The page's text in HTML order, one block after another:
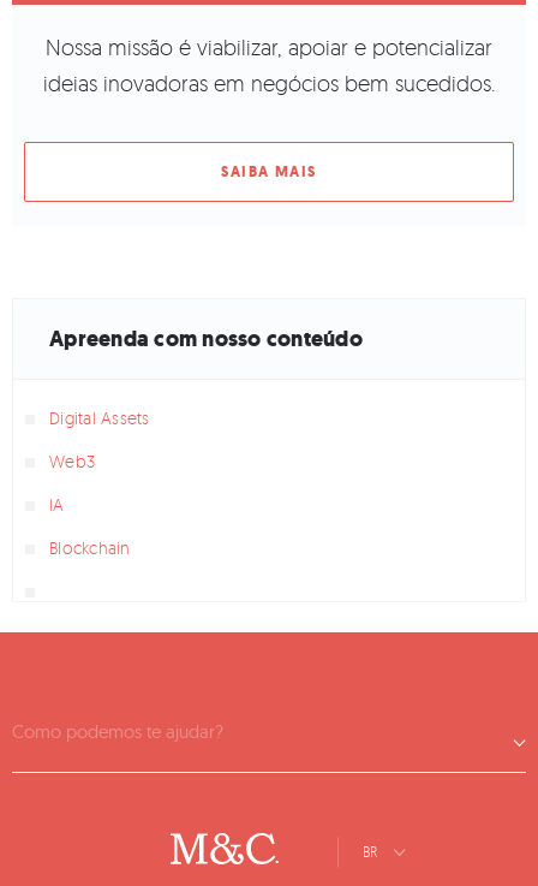
Nossa missão é viabilizar, apoiar e potencializar
ideias inovadoras em negócios bem sucedidos.
SAIBA MAIS
Apreenda com nosso conteúdo
Digital Assets
Web3
IA
Blockchain
Como podemos te ajudar?
BR